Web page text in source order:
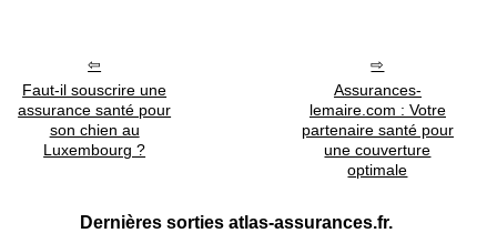
Faut-il souscrire une
assurance santé pour
son chien au
Luxembourg ?
Assurances-
lemaire.com : Votre
partenaire santé pour
une couverture
optimale
Dernières sorties atlas-assurances.fr.